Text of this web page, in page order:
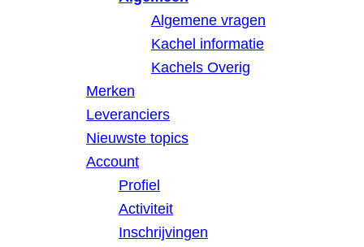
Algemene vragen
Kachel informatie
Kachels Overig
Merken
Leveranciers
Nieuwste topics
Account
Profiel
Activiteit
Inschrijvingen